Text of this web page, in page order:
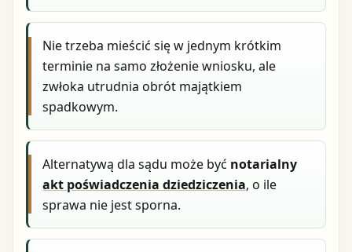
Nie trzeba mieścić się w jednym krótkim
terminie na samo złożenie wniosku, ale
zwłoka utrudnia obrót majątkiem
spadkowym.
Alternatywą dla sądu może być notarialny
akt poświadczenia dziedziczenia, o ile
sprawa nie jest sporna.